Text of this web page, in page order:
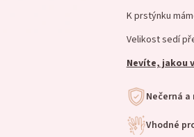
K prstýnku
Velikost sedí
Nevíte, jakou
Nečerná
Vhodné